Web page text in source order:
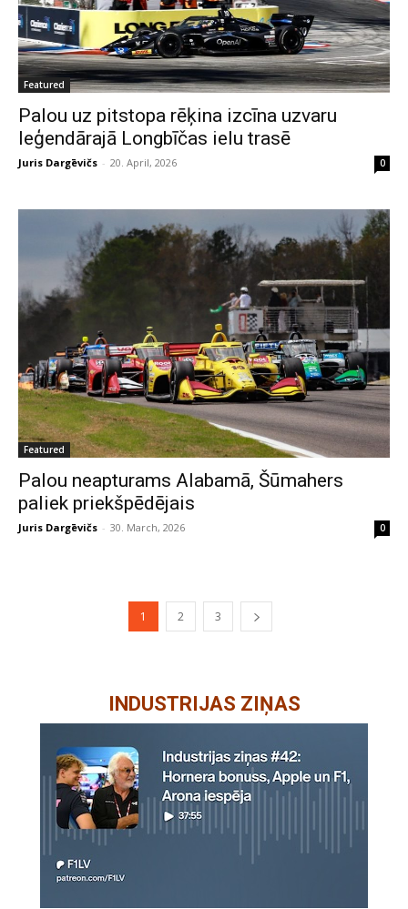
Featured
Palou uz pitstopa rēķina izcīna uzvaru
leģendārajā Longbīčas ielu trasē
Juris Dargēvičs - 20. April, 2026 0
Featured
Palou neapturams Alabamā, Šūmahers
paliek priekšpēdējais
Juris Dargēvičs - 30. March, 2026 0
1 2 3
INDUSTRIJAS ZIŅAS